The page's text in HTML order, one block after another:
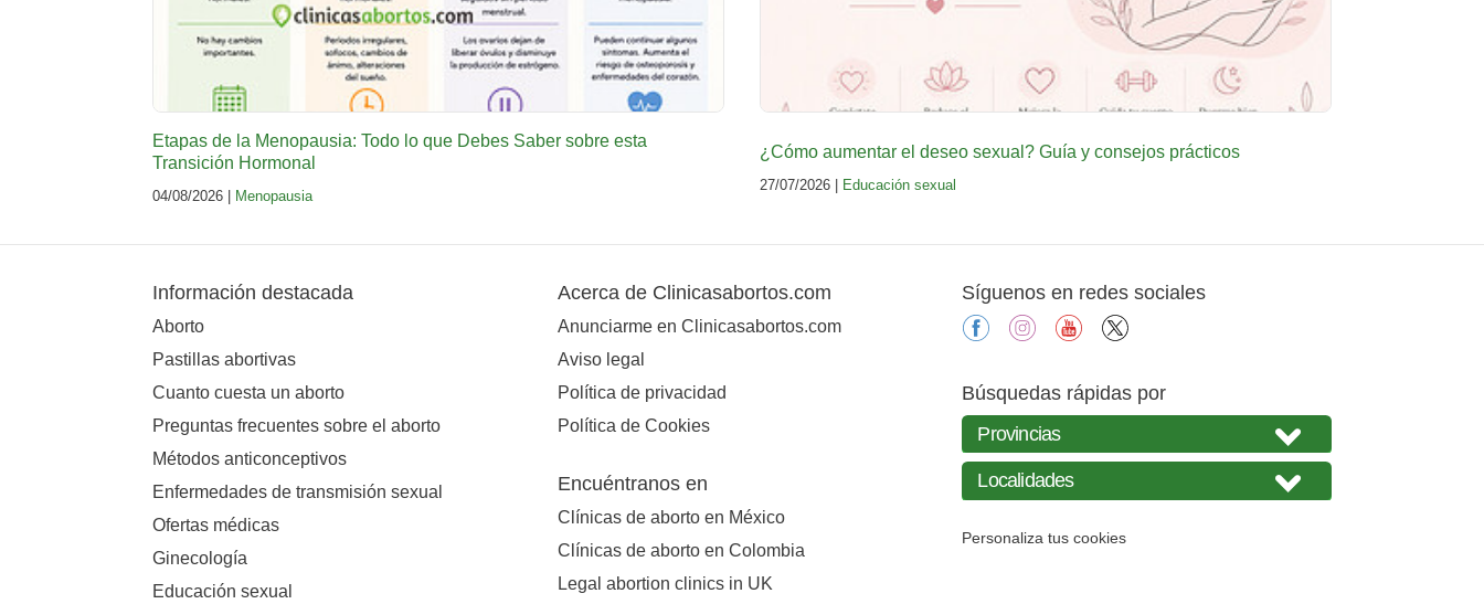
Etapas de la Menopausia: Todo lo que Debes Saber sobre esta
Transición Hormonal
04/08/2026 | Menopausia
¿Cómo aumentar el deseo sexual? Guía y consejos prácticos
27/07/2026 | Educación sexual
Información destacada
Aborto
Pastillas abortivas
Cuanto cuesta un aborto
Preguntas frecuentes sobre el aborto
Métodos anticonceptivos
Enfermedades de transmisión sexual
Ofertas médicas
Ginecología
Educación sexual
Acerca de Clinicasabortos.com
Anunciarme en Clinicasabortos.com
Aviso legal
Política de privacidad
Política de Cookies
Encuéntranos en
Clínicas de aborto en México
Clínicas de aborto en Colombia
Legal abortion clinics in UK
Síguenos en redes sociales
facebookinstagramyoutube
Búsquedas rápidas por
Personaliza tus cookies